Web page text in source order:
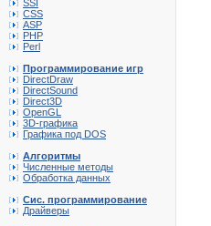
SSI
CSS
ASP
PHP
Perl
Программирование игр
DirectDraw
DirectSound
Direct3D
OpenGL
3D-графика
Графика под DOS
Алгоритмы
Численные методы
Обработка данных
Сис. программирование
Драйверы